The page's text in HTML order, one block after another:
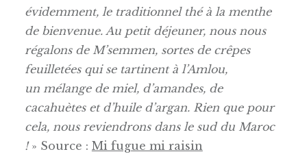
évidemment, le traditionnel thé à la menthe
de bienvenue. Au petit déjeuner, nous nous
régalons de M’semmen, sortes de crêpes
feuilletées qui se tartinent à l’Amlou,
un mélange de miel, d’amandes, de
cacahuètes et d’huile d’argan. Rien que pour
cela, nous reviendrons dans le sud du Maroc
!» Source : Mi fugue mi raisin